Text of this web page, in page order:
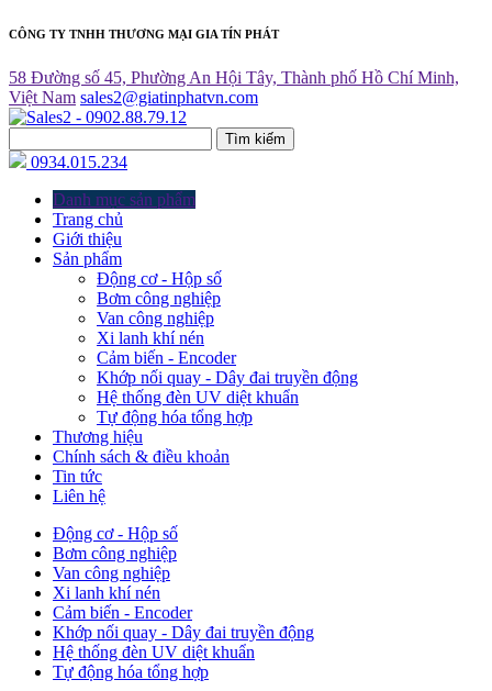
CÔNG TY TNHH THƯƠNG MẠI GIA TÍN PHÁT
58 Đường số 45, Phường An Hội Tây, Thành phố Hồ Chí Minh,
Việt Nam sales2@giatinphatvn.com
Tìm kiếm
0934.015.234
Danh mục sản phẩm
Trang chủ
Giới thiệu
Sản phẩm
Động cơ - Hộp số
Bơm công nghiệp
Van công nghiệp
Xi lanh khí nén
Cảm biến - Encoder
Khớp nối quay - Dây đai truyền động
Hệ thống đèn UV diệt khuẩn
Tự động hóa tổng hợp
Thương hiệu
Chính sách & điều khoản
Tin tức
Liên hệ
Động cơ - Hộp số
Bơm công nghiệp
Van công nghiệp
Xi lanh khí nén
Cảm biến - Encoder
Khớp nối quay - Dây đai truyền động
Hệ thống đèn UV diệt khuẩn
Tự động hóa tổng hợp